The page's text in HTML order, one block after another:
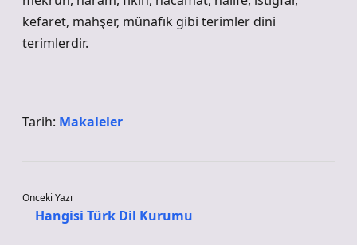
kefaret, mahşer, münafık gibi terimler dini
terimlerdir.
Tarih: Makaleler
Önceki Yazı
Hangisi Türk Dil Kurumu